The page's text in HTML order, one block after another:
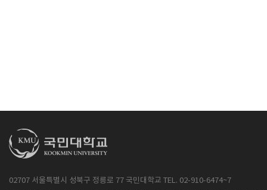
02707 서울특별시 성북구 정릉로 77 국민대학교 TEL. 02-910-6474~7